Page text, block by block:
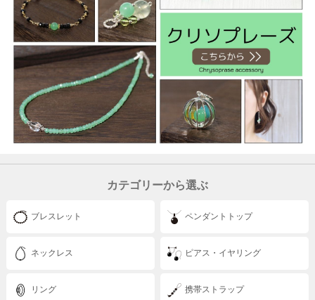
カテゴリーから選ぶ
ブレスレット ペンダントトップ
ネックレス ピアス・イヤリング
リング 携帯ストラップ